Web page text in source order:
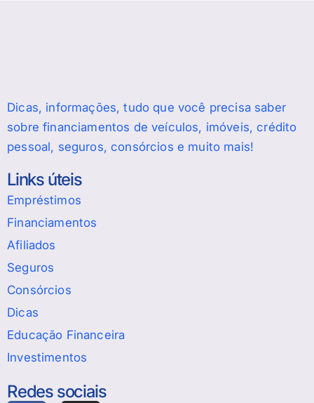
Dicas, informações, tudo que você precisa saber
sobre financiamentos de veículos, imóveis, crédito
pessoal, seguros, consórcios e muito mais!
Links úteis
Empréstimos
Financiamentos
Afiliados
Seguros
Consórcios
Dicas
Educação Financeira
Investimentos
Redes sociais